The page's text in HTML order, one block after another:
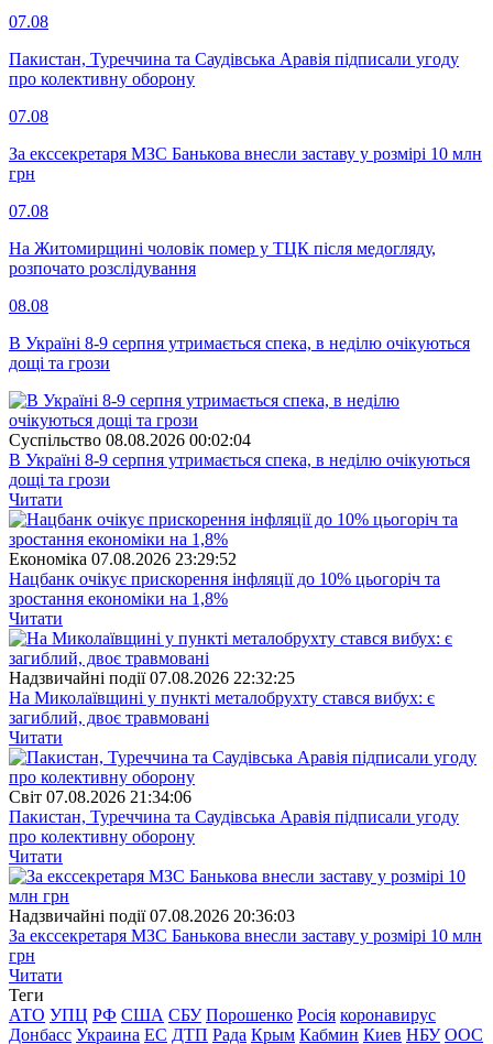
07.08
Пакистан, Туреччина та Саудівська Аравія підписали угоду
про колективну оборону
07.08
За екссекретаря МЗС Банькова внесли заставу у розмірі 10 млн
грн
07.08
На Житомирщині чоловік помер у ТЦК після медогляду,
розпочато розслідування
08.08
В Україні 8-9 серпня утримається спека, в неділю очікуються
дощі та грози
Суспiльство 08.08.2026 00:02:04
В Україні 8-9 серпня утримається спека, в неділю очікуються
дощі та грози
Читати
Економіка 07.08.2026 23:29:52
Нацбанк очікує прискорення інфляції до 10% цьогоріч та
зростання економіки на 1,8%
Читати
Надзвичайні події 07.08.2026 22:32:25
На Миколаївщині у пункті металобрухту стався вибух: є
загиблий, двоє травмовані
Читати
Свiт 07.08.2026 21:34:06
Пакистан, Туреччина та Саудівська Аравія підписали угоду
про колективну оборону
Читати
Надзвичайні події 07.08.2026 20:36:03
За екссекретаря МЗС Банькова внесли заставу у розмірі 10 млн
грн
Читати
Теги
АТО УПЦ РФ США СБУ Порошенко Росія коронавирус
Донбасс Украина ЕС ДТП Рада Крым Кабмин Киев НБУ ООС